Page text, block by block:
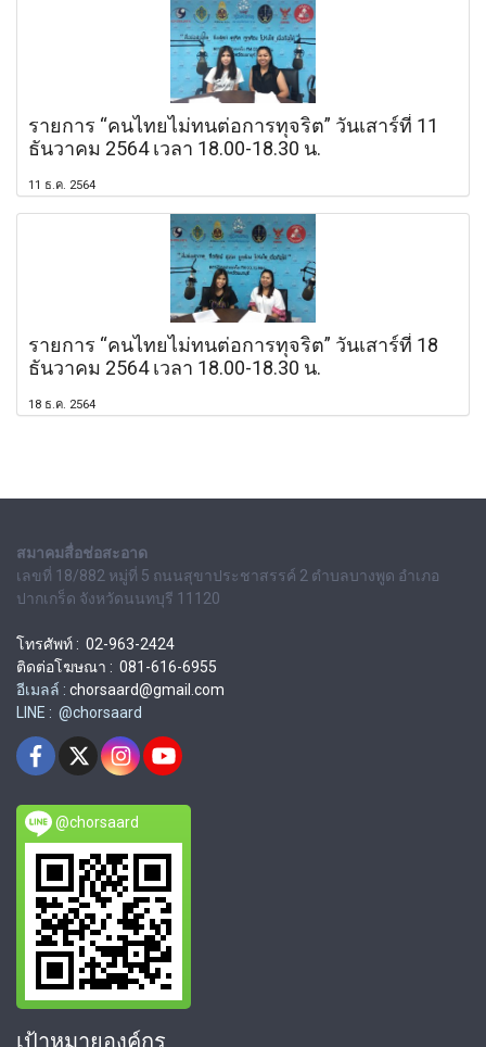
รายการ “คนไทยไม่ทนต่อการทุจริต” วันเสาร์ที่ 11
ธันวาคม 2564 เวลา 18.00-18.30 น.
11 ธ.ค. 2564
รายการ “คนไทยไม่ทนต่อการทุจริต” วันเสาร์ที่ 18
ธันวาคม 2564 เวลา 18.00-18.30 น.
18 ธ.ค. 2564
สมาคมสื่อช่อสะอาด
เลขที่ 18/882 หมู่ที่ 5 ถนนสุขาประชาสรรค์ 2 ตำบลบางพูด อำเภอ
ปากเกร็ด จังหวัดนนทบุรี 11120
โทรศัพท์ : 02-963-2424
ติดต่อโฆษณา : 081-616-6955
อีเมลล์ : chorsaard@gmail.com
LINE : @chorsaard
@chorsaard
เป้าหมายองค์กร